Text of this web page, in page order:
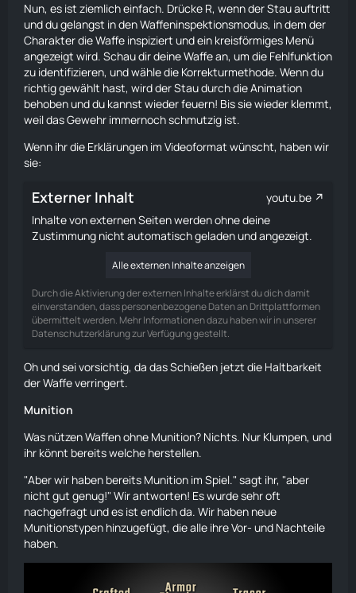
Nun, es ist ziemlich einfach. Drücke R, wenn der Stau auftritt
und du gelangst in den Waffeninspektionsmodus, in dem der
Charakter die Waffe inspiziert und ein kreisförmiges Menü
angezeigt wird. Schau dir deine Waffe an, um die Fehlfunktion
zu identifizieren, und wähle die Korrekturmethode. Wenn du
richtig gewählt hast, wird der Stau durch die Animation
behoben und du kannst wieder feuern! Bis sie wieder klemmt,
weil das Gewehr immernoch schmutzig ist.
Wenn ihr die Erklärungen im Videoformat wünscht, haben wir
sie:
Externer Inhalt
youtu.be
Inhalte von externen Seiten werden ohne deine
Zustimmung nicht automatisch geladen und angezeigt.
Alle externen Inhalte anzeigen
Durch die Aktivierung der externen Inhalte erklärst du dich damit
einverstanden, dass personenbezogene Daten an Drittplattformen
übermittelt werden. Mehr Informationen dazu haben wir in unserer
Datenschutzerklärung zur Verfügung gestellt.
Oh und sei vorsichtig, da das Schießen jetzt die Haltbarkeit
der Waffe verringert.
Munition
Was nützen Waffen ohne Munition? Nichts. Nur Klumpen, und
ihr könnt bereits welche herstellen.
"Aber wir haben bereits Munition im Spiel." sagt ihr, "aber
nicht gut genug!" Wir antworten! Es wurde sehr oft
nachgefragt und es ist endlich da. Wir haben neue
Munitionstypen hinzugefügt, die alle ihre Vor- und Nachteile
haben.